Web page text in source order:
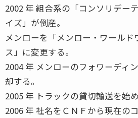
2002 年 組合系の「コンソリデー
イズ」が倒産。
メンローを「メンロー・ワールド
ス」に変更する。
2004 年 メンローのフォワーディ
却する。
2005 年 トラックの貸切輸送を始め
2006 年 社名をＣＮＦから現在の